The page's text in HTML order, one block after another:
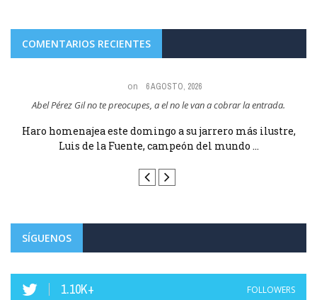
COMENTARIOS RECIENTES
on 6 AGOSTO, 2026
Abel Pérez Gil no te preocupes, a el no le van a cobrar la entrada.
Haro homenajea este domingo a su jarrero más ilustre,
Luis de la Fuente, campeón del mundo ...
SÍGUENOS
1.10K+ FOLLOWERS